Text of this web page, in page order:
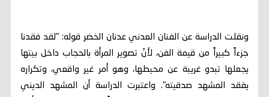
ونقلت الدراسة عن الفنان العدني عدنان الخضر قوله: "لقد فقدنا
جزءاً كبيراً من قيمة الفن، لأنّ تصوير المرأة بالحجاب داخل بيتها
يجعلها تبدو غريبة عن محيطها، وهو أمر غير واقعي، وتكراره
يفقد المشهد صدقيته". واعتبرت الدراسة أن المشهد الديني